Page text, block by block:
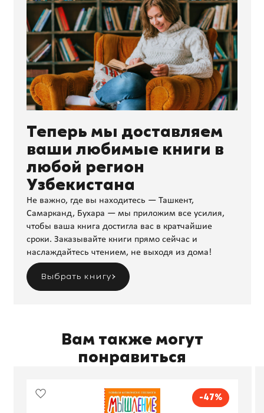
Теперь мы доставляем
ваши любимые книги в
любой регион
Узбекистана
Не важно, где вы находитесь — Ташкент,
Самарканд, Бухара — мы приложим все усилия,
чтобы ваша книга достигла вас в кратчайшие
сроки. Заказывайте книги прямо сейчас и
наслаждайтесь чтением, не выходя из дома!
Выбрать книгу
Вам также могут
понравиться
-47%